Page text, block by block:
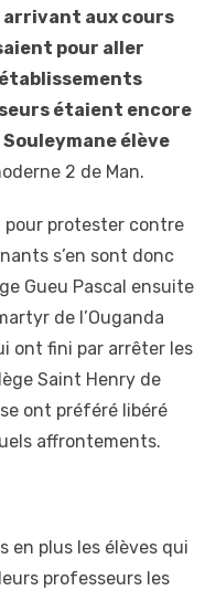
arrivant aux cours
pour aller
étaient encore
Souleymane élève
2 de Man.
pour protester contre
s’en sont donc
Gueu Pascal ensuite
de l’Ouganda
ont fini par arrêter les
Saint Henry de
ont préféré libéré
affrontements.
en plus les élèves qui
professeurs les